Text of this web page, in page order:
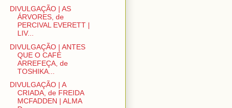
DIVULGAÇÃO | AS
ÁRVORES, de
PERCIVAL EVERETT |
LIV...
DIVULGAÇÃO | ANTES
QUE O CAFÉ
ARREFEÇA, de
TOSHIKA...
DIVULGAÇÃO | A
CRIADA, de FREIDA
MCFADDEN | ALMA